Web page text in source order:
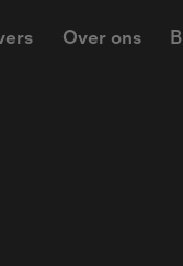
Over ons